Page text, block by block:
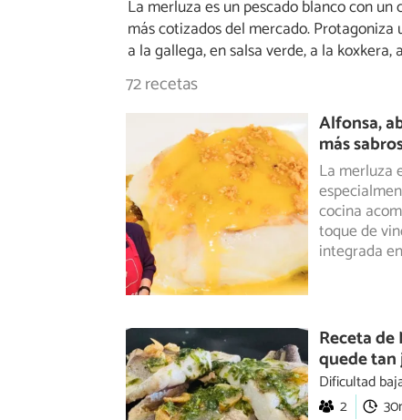
La merluza es un pescado blanco con
más cotizados del mercado.
a la gallega, en salsa verde, a la
72 recetas
Alfonsa,
más
La merluza
cocina
toque de
integrada
Receta
quede tan
Dificultad
2